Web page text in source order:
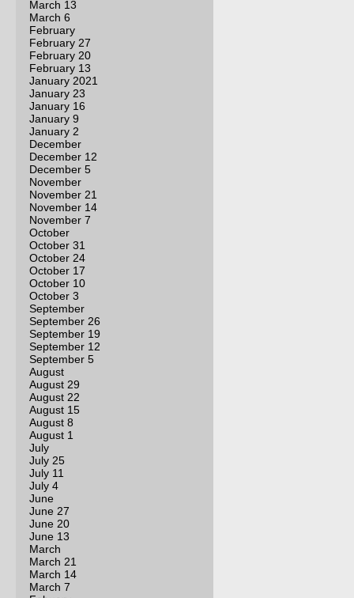
March 13
March 6
February
February 27
February 20
February 13
January 2021
January 23
January 16
January 9
January 2
December
December 12
December 5
November
November 21
November 14
November 7
October
October 31
October 24
October 17
October 10
October 3
September
September 26
September 19
September 12
September 5
August
August 29
August 22
August 15
August 8
August 1
July
July 25
July 11
July 4
June
June 27
June 20
June 13
March
March 21
March 14
March 7